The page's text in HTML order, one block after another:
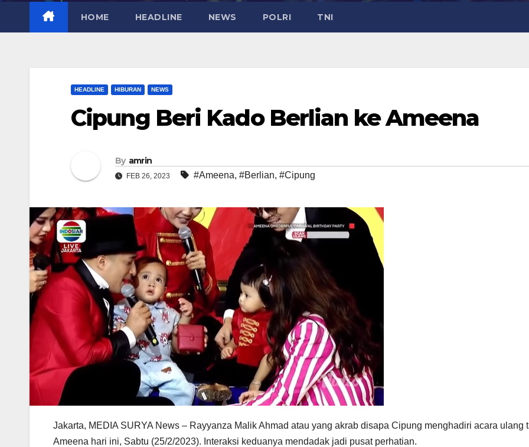
HOME HEADLINE NEWS POLRI TNI
HEADLINE HIBURAN NEWS
Cipung Beri Kado Berlian ke Ameena
By amrin
FEB 26, 2023 #Ameena, #Berlian, #Cipung
Jakarta, MEDIA SURYA News – Rayyanza Malik Ahmad atau yang akrab disapa Cipung menghadiri acara ulang
Ameena hari ini, Sabtu (25/2/2023). Interaksi keduanya mendadak jadi pusat perhatian.